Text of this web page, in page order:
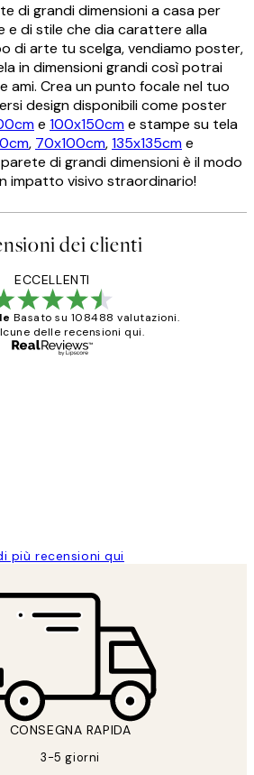
di grandi dimensioni a casa per
e di stile che dia carattere alla
di arte tu scelga, vendiamo poster,
in dimensioni grandi così potrai
ami. Crea un punto focale nel tuo
design disponibili come poster
e 100x150cme stampe su tela
, 70x100cm,135x135cme
di grandi dimensioni è il modo
impatto visivo straordinario!
dei clienti
ECCELLENTI
Basato su 108488 valutazioni.
delle recensioni qui.
più recensioni qui
CONSEGNA RAPIDA
3-5 giorni